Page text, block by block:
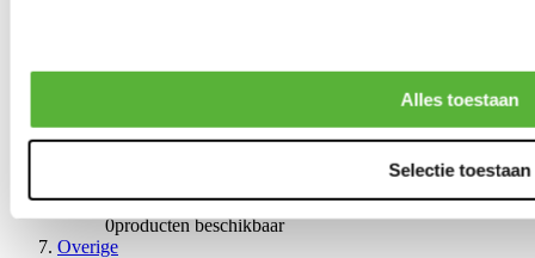
Alles toestaan
Selectie toestaan
Handremmen
0producten beschikbaar
Stuurinrichting
0producten beschikbaar
Overige